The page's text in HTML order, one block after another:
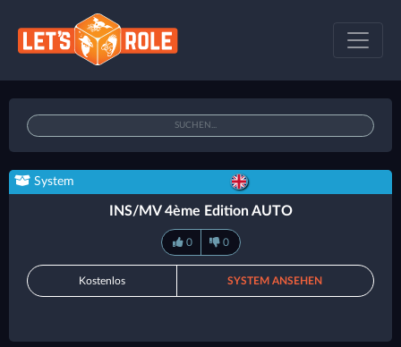
System
INS/MV 4ème Edition AUTO
0 0
Kostenlos SYSTEM ANSEHEN